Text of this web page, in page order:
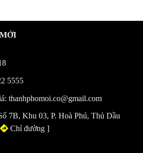
5555
thanhphomoi.co@gmail.com
7B, Khu 03, P. Hoà Phú, Thủ Dầu
Chỉ đường]